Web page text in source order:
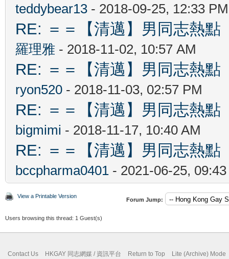
teddybear13 - 2018-09-25, 12:33 PM
RE: ＝＝【清邁】男同志熱
羅理雅 - 2018-11-02, 10:57 AM
RE: ＝＝【清邁】男同志熱
ryon520 - 2018-11-03, 02:57 PM
RE: ＝＝【清邁】男同志熱
bigmimi - 2018-11-17, 10:40 AM
RE: ＝＝【清邁】男同志熱
bccpharma0401 - 2021-06-25,
View a Printable Version
Forum Jump:
Users browsing this thread: 1 Guest(s)
Contact Us HKGAY 同志網媒 / 資訊平台 Return to Top Lite (Archive) Mode